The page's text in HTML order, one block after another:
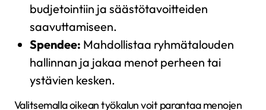
budjetointiin ja säästötavoitteiden
saavuttamiseen.
Spendee: Mahdollistaa ryhmätalouden
hallinnan ja jakaa menot perheen tai
ystävien kesken.
Valitsemalla oikean työkalun voit parantaa menojen